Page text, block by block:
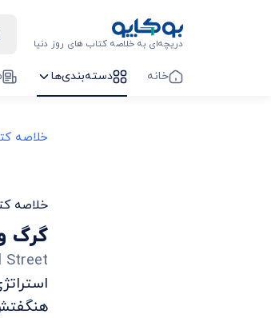
دریچه‌ای به خلاصه کتاب های روز دنیا
خانه دسته‌بندی‌ها
خلاصه
خلاصه
گرگ
Street